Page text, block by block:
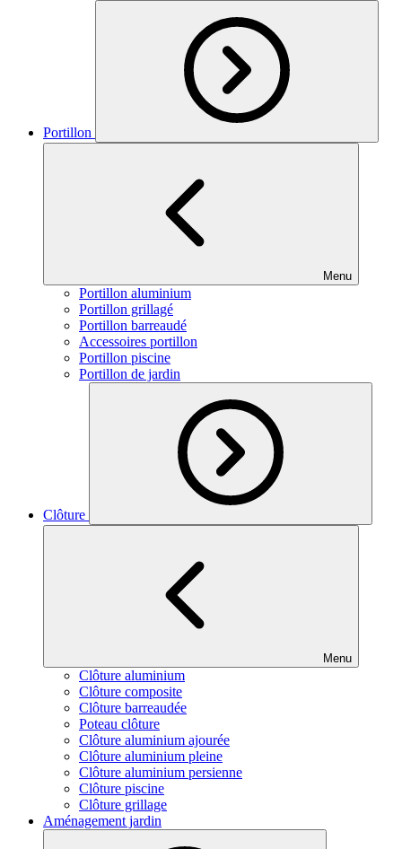
Portillon
Menu
Portillon aluminium
Portillon grillagé
Portillon barreaudé
Accessoires portillon
Portillon piscine
Portillon de jardin
Clôture
Menu
Clôture aluminium
Clôture composite
Clôture barreaudée
Poteau clôture
Clôture aluminium ajourée
Clôture aluminium pleine
Clôture aluminium persienne
Clôture piscine
Clôture grillage
Aménagement jardin